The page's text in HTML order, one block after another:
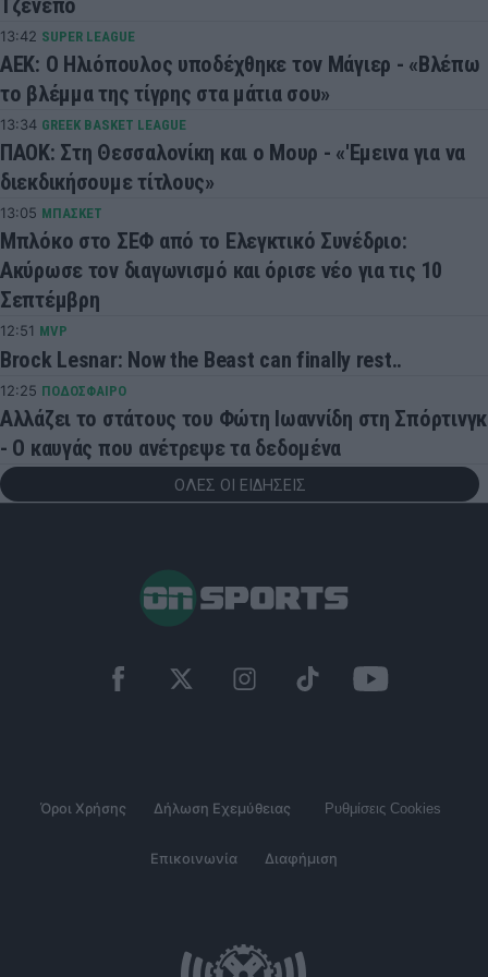
13:42 SUPER LEAGUE
ΑΕΚ: Ο Ηλιόπουλος υποδέχθηκε τον Μάγιερ - «Βλέπω
το βλέμμα της τίγρης στα μάτια σου»
13:34 GREEK BASKET LEAGUE
ΠΑΟΚ: Στη Θεσσαλονίκη και ο Μουρ - «'Εμεινα για να
διεκδικήσουμε τίτλους»
13:05 ΜΠΑΣΚΕΤ
Μπλόκο στο ΣΕΦ από το Ελεγκτικό Συνέδριο:
Ακύρωσε τον διαγωνισμό και όρισε νέο για τις 10
Σεπτέμβρη
12:51 MVP
Brock Lesnar: Now the Beast can finally rest..
12:25 ΠΟΔΟΣΦΑΙΡΟ
Αλλάζει το στάτους του Φώτη Ιωαννίδη στη Σπόρτινγκ
- Ο καυγάς που ανέτρεψε τα δεδομένα
ΟΛΕΣ ΟΙ ΕΙΔΗΣΕΙΣ
Όροι Χρήσης Δήλωση Εχεμύθειας Ρυθμίσεις Cookies
Επικοινωνία Διαφήμιση